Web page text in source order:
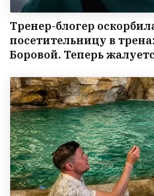
Тренер-блогер
посетительницу в
Боровой. Теперь